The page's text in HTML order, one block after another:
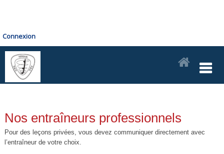
Connexion
Nos entraîneurs professionnels
Pour des leçons privées, vous devez communiquer directement avec
l’entraîneur de votre choix.